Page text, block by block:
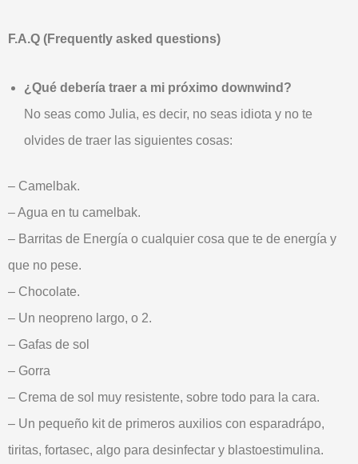
F.A.Q (Frequently asked questions)
¿Qué debería traer a mi próximo downwind?
No seas como Julia, es decir, no seas idiota y no te
olvides de traer las siguientes cosas:
– Camelbak.
– Agua en tu camelbak.
– Barritas de Energía o cualquier cosa que te de energía y
que no pese.
– Chocolate.
– Un neopreno largo, o 2.
– Gafas de sol
– Gorra
– Crema de sol muy resistente, sobre todo para la cara.
– Un pequeño kit de primeros auxilios con esparadrápo,
tiritas, fortasec, algo para desinfectar y blastoestimulina.